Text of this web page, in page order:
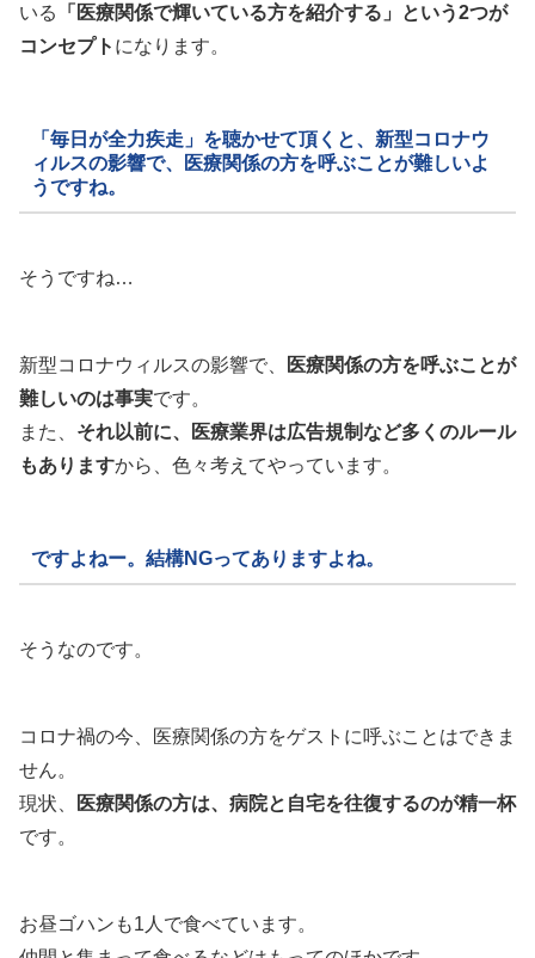
いる
「医療関係で輝いている方を紹介する」という2つが
コンセプト になります。
「毎日が全力疾走」を聴かせて頂くと、新型コロナウ
ィルスの影響で、医療関係の方を呼ぶことが難しいよ
うですね。
そうですね…
新型コロナウィルスの影響で、
医療関係の方を呼ぶことが
難しいのは事実です。
また、 それ以前に、医療業界は広告規制など多くのルール
もありますから、色々考えてやっています。
ですよねー。結構NGってありますよね。
そうなのです。
コロナ禍の今、医療関係の方をゲストに呼ぶことはできま
せん。
現状、
医療関係の方は、病院と自宅を往復するのが精一杯
です。
お昼ゴハンも1人で食べています。